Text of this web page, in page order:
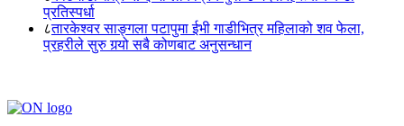
प्रतिस्पर्धा
८तारकेश्वर साङ्गला पटापुमा ईभी गाडीभित्र महिलाको शव फेला,
प्रहरीले सुरु गर्‍यो सबै कोणबाट अनुसन्धान